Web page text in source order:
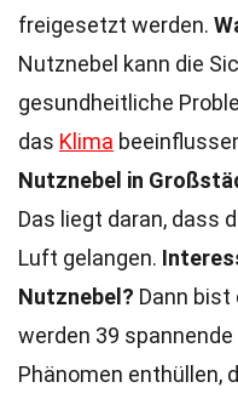
freigesetzt werden.
Nutznebel kann die
gesundheitliche
das Klima
Nutznebel in
Das liegt daran, dass
Luft gelangen.
Nutznebel? Dann bist
werden 39
Phänomen enthüllen,